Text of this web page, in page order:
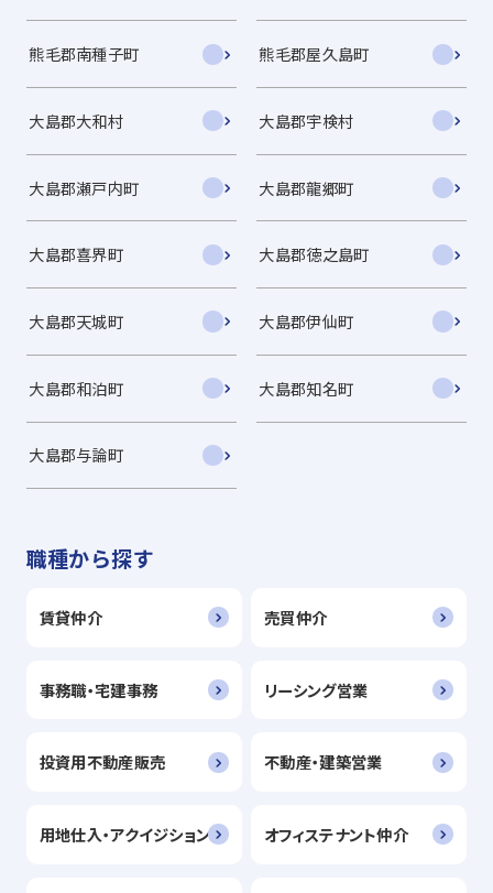
熊毛郡南種子町 熊毛郡屋久島町
大島郡大和村 大島郡宇検村
大島郡瀬戸内町 大島郡龍郷町
大島郡喜界町 大島郡徳之島町
大島郡天城町 大島郡伊仙町
大島郡和泊町 大島郡知名町
大島郡与論町
職種から探す
賃貸仲介 売買仲介
事務職・宅建事務 リーシング営業
投資用不動産販売 不動産・建築営業
用地仕入・アクイジション オフィステナント仲介